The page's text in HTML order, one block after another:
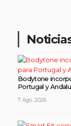
Bodytone
Portugal y
7 Ago, 2026